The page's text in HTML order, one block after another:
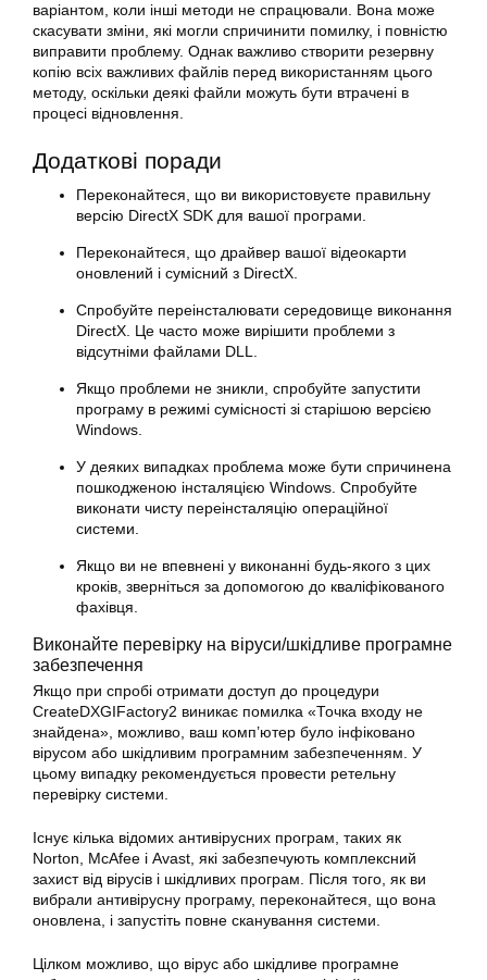
варіантом, коли інші методи не спрацювали. Вона може
скасувати зміни, які могли спричинити помилку, і повністю
виправити проблему. Однак важливо створити резервну
копію всіх важливих файлів перед використанням цього
методу, оскільки деякі файли можуть бути втрачені в
процесі відновлення.
Додаткові поради
Переконайтеся, що ви використовуєте правильну
версію DirectX SDK для вашої програми.
Переконайтеся, що драйвер вашої відеокарти
оновлений і сумісний з DirectX.
Спробуйте переінсталювати середовище виконання
DirectX. Це часто може вирішити проблеми з
відсутніми файлами DLL.
Якщо проблеми не зникли, спробуйте запустити
програму в режимі сумісності зі старішою версією
Windows.
У деяких випадках проблема може бути спричинена
пошкодженою інсталяцією Windows. Спробуйте
виконати чисту переінсталяцію операційної
системи.
Якщо ви не впевнені у виконанні будь-якого з цих
кроків, зверніться за допомогою до кваліфікованого
фахівця.
Виконайте перевірку на віруси/шкідливе програмне
забезпечення
Якщо при спробі отримати доступ до процедури
CreateDXGIFactory2 виникає помилка «Точка входу не
знайдена», можливо, ваш комп’ютер було інфіковано
вірусом або шкідливим програмним забезпеченням. У
цьому випадку рекомендується провести ретельну
перевірку системи.
Існує кілька відомих антивірусних програм, таких як
Norton, McAfee і Avast, які забезпечують комплексний
захист від вірусів і шкідливих програм. Після того, як ви
вибрали антивірусну програму, переконайтеся, що вона
оновлена, і запустіть повне сканування системи.
Цілком можливо, що вірус або шкідливе програмне